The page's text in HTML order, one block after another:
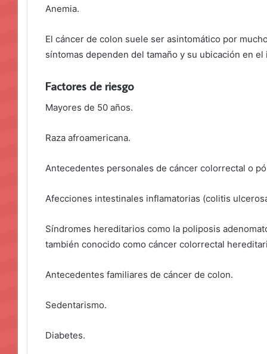
Anemia.
El cáncer de colon suele ser asintomático por
síntomas dependen del tamaño y su ubicación en
Factores de riesgo
Mayores de 50 años.
Raza afroamericana.
Antecedentes personales de cáncer colorrectal o
Afecciones intestinales inflamatorias (colitis
Síndromes hereditarios como la poliposis
también conocido como cáncer colorrectal
Antecedentes familiares de cáncer de colon.
Sedentarismo.
Diabetes.